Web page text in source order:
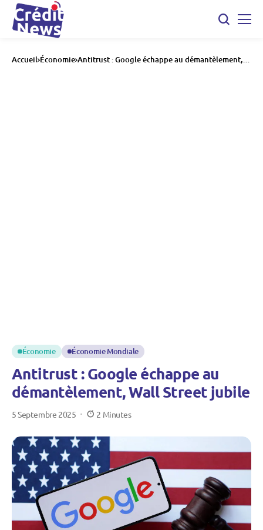
Accueil Économie Antitrust : Google échappe au démantèlement,
Wall Street jubile
Économie Économie Mondiale
Antitrust : Google échappe au
démantèlement, Wall Street jubile
5 Septembre 2025 2 Minutes